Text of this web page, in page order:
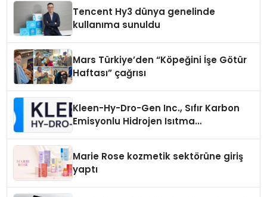
Tencent Hy3 dünya genelinde
kullanıma sunuldu
Mars Türkiye’den “Köpeğini İşe Götür
Haftası” çağrısı
Kleen-Hy-Dro-Gen Inc., Sıfır Karbon
Emisyonlu Hidrojen Isıtma
Marie Rose kozmetik sektörüne giriş
yaptı